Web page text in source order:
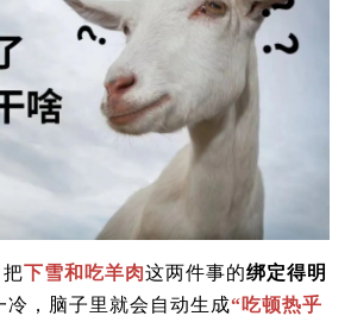
下雪和吃羊肉这两件事的绑定得明
冷，脑子里就会自动生成“吃顿热乎